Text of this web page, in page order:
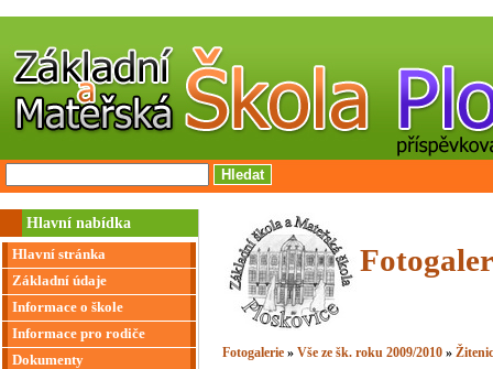
Hlavní nabídka
Hlavní stránka
Základní údaje
Informace o škole
Informace pro rodiče
Dokumenty
Fotogalerie »Vše ze šk. roku 2009/2010 »